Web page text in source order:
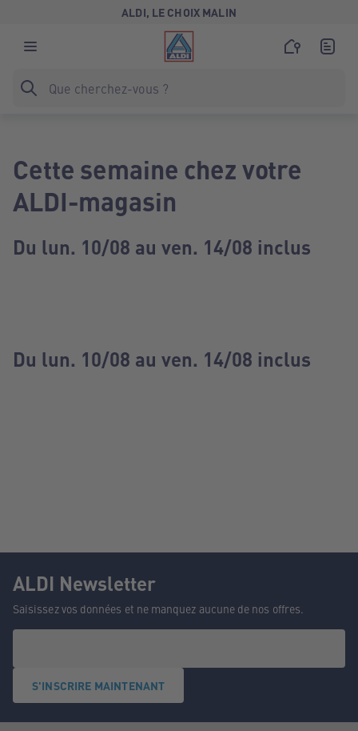
ALDI, LE CHOIX MALIN
Cette semaine chez votre
ALDI-magasin
Du lun. 10/08 au ven. 14/08 inclus
Du lun. 10/08 au ven. 14/08 inclus
ALDI Newsletter
Saisissez vos données et ne manquez aucune de nos offres.
S'INSCRIRE MAINTENANT